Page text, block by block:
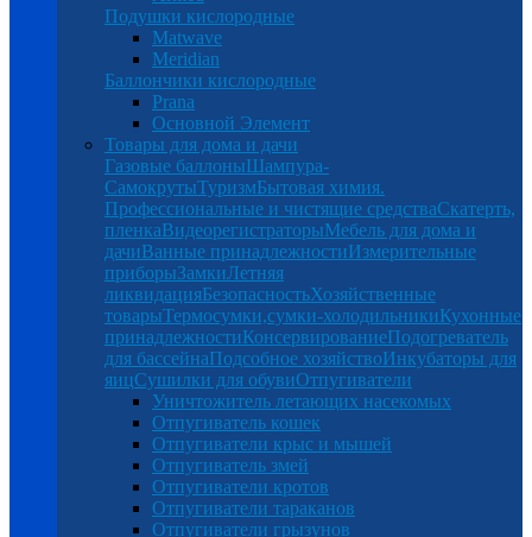
Подушки кислородные
Matwave
Meridian
Баллончики кислородные
Prana
Основной Элемент
Товары для дома и дачи
Газовые баллоныШампура-
СамокрутыТуризмБытовая химия.
Профессиональные и чистящие средстваСкатерть,
пленкаВидеорегистраторыМебель для дома и
дачиВанные принадлежностиИзмерительные
приборыЗамкиЛетняя
ликвидацияБезопасностьХозяйственные
товарыТермосумки,сумки-холодильникиКухонные
принадлежностиКонсервированиеПодогреватель
для бассейнаПодсобное хозяйствоИнкубаторы для
яицСушилки для обувиОтпугиватели
Уничтожитель летающих насекомых
Отпугиватель кошек
Отпугиватели крыс и мышей
Отпугиватель змей
Отпугиватели кротов
Отпугиватели тараканов
Отпугиватели грызунов